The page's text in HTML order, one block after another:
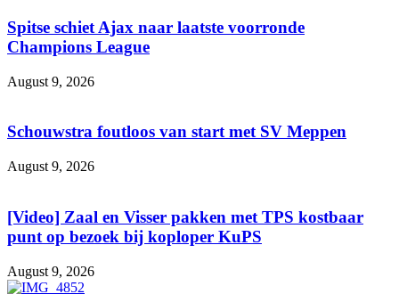
Spitse schiet Ajax naar laatste voorronde
Champions League
August 9, 2026
Schouwstra foutloos van start met SV Meppen
August 9, 2026
[Video] Zaal en Visser pakken met TPS kostbaar
punt op bezoek bij koploper KuPS
August 9, 2026